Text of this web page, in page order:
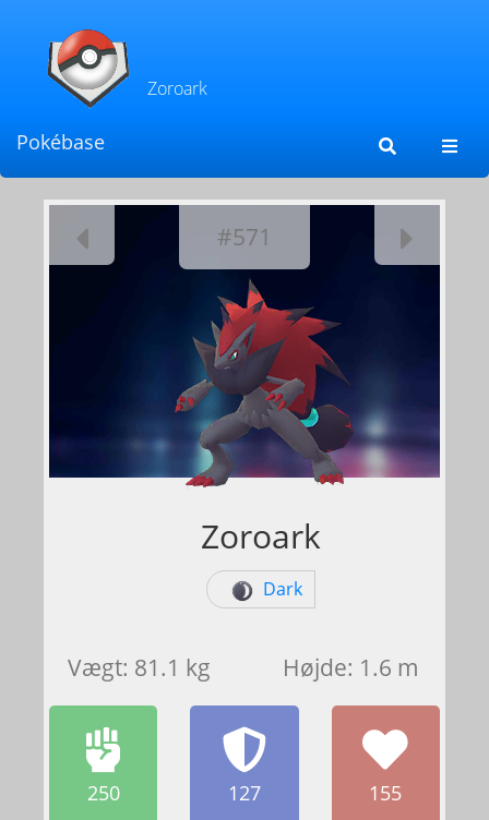
Zoroark
Pokébase
#571
Zoroark
Dark
Vægt: 81.1 kg Højde: 1.6 m
250 127 155